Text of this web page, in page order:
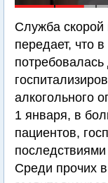
Служба
передает, что
алкогольного
1 января, в
пациентов,
Среди прочих